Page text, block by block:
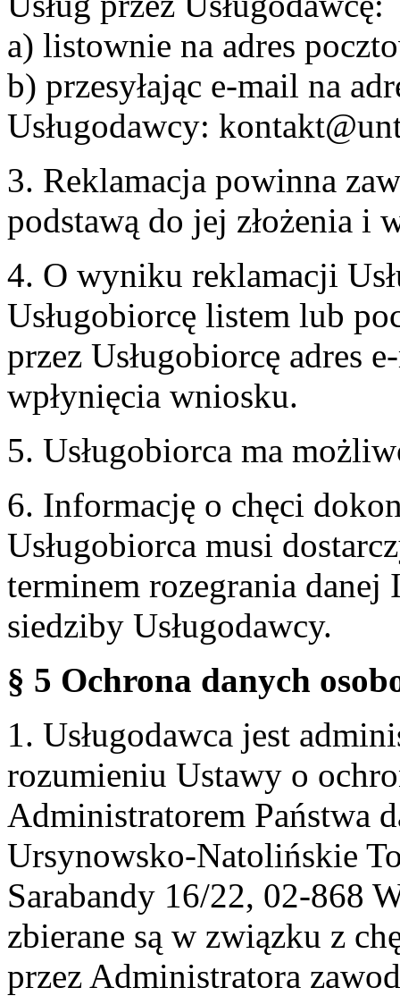
a) listownie na adres
b) przesyłając e-mail na
Usługodawcy:
3. Reklamacja powinna
podstawą do jej złożenia i
4. O wyniku reklamacji
Usługobiorcę listem lub
przez Usługobiorcę adres
wpłynięcia wniosku.
5. Usługobiorca ma
6. Informację o chęci
Usługobiorca musi
terminem rozegrania
siedziby Usługodawcy.
§ 5 Ochrona danych
1. Usługodawca jest
rozumieniu Ustawy o
Administratorem Państwa
Ursynowsko-Natolińskie
Sarabandy 16/22, 02-868
zbierane są w związku z
przez Administratora